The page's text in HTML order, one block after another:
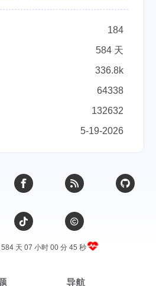
184
584 天
336.8k
64338
132632
5-19-2026
天 07 小时 00 分 46 秒
导航